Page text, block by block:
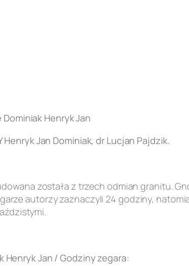
Henryk Jan
Henryk Jan Dominiak, dr Lucjan Pajdzik.
została z trzech odmian granitu.
autorzy zaznaczyli 24 godziny,
Henryk Jan / Godziny zegara: